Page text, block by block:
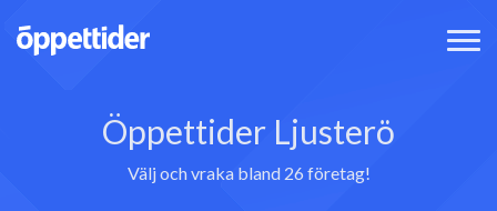
Öppettider Ljusterö
Välj och vraka bland 26 företag!